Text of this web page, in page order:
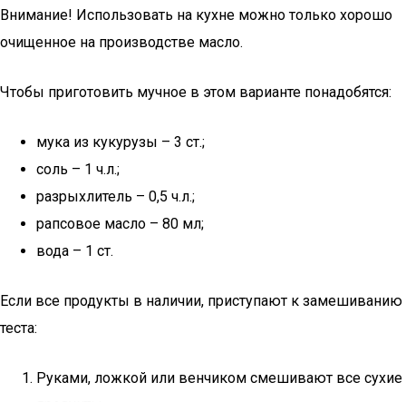
Внимание! Использовать на кухне можно только хорошо
очищенное на производстве масло.
Чтобы приготовить мучное в этом варианте понадобятся:
мука из кукурузы – 3 ст.;
соль – 1 ч.л.;
разрыхлитель – 0,5 ч.л.;
рапсовое масло – 80 мл;
вода – 1 ст.
Если все продукты в наличии, приступают к замешиванию
теста:
Руками, ложкой или венчиком смешивают все сухие